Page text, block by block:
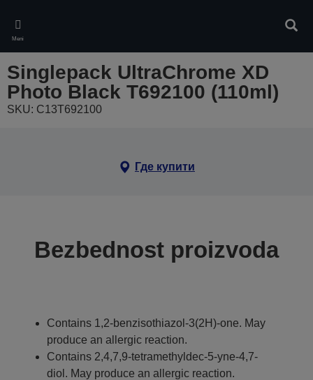
main
content
Meni
Singlepack UltraChrome XD
Photo Black T692100 (110ml)
SKU: C13T692100
Где купити
Bezbednost proizvoda
Contains 1,2-benzisothiazol-3(2H)-one. May
produce an allergic reaction.
Contains 2,4,7,9-tetramethyldec-5-yne-4,7-
diol. May produce an allergic reaction.